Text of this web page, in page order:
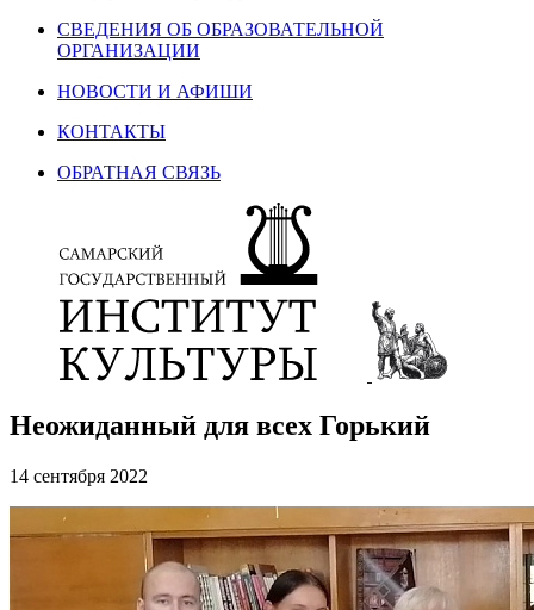
СВЕДЕНИЯ ОБ ОБРАЗОВАТЕЛЬНОЙ
ОРГАНИЗАЦИИ
НОВОСТИ И АФИШИ
КОНТАКТЫ
ОБРАТНАЯ СВЯЗЬ
Неожиданный для всех Горький
14 сентября 2022